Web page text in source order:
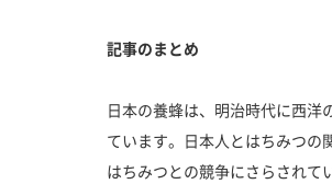
記事のまとめ
日本の養蜂は、明治時代に西洋
ています。日本人とはちみつの
はちみつとの競争にさらされて